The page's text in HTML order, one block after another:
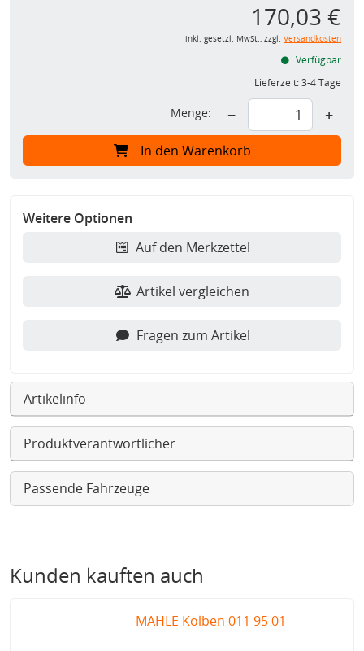
170,03 €
inkl. gesetzl. MwSt., zzgl. Versandkosten
Verfügbar
Lieferzeit:3-4 Tage
Menge: − +
In den Warenkorb
Weitere Optionen
Auf den Merkzettel
Artikel vergleichen
Fragen zum Artikel
Artikelinfo
Produktverantwortlicher
Passende Fahrzeuge
Kunden kauften auch
MAHLE Kolben 011 95 01